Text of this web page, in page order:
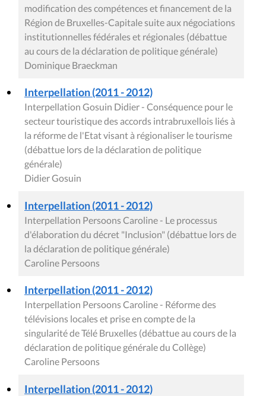
modification des compétences et financement de la
Région de Bruxelles-Capitale suite aux négociations
institutionnelles fédérales et régionales (débattue
au cours de la déclaration de politique générale)
Dominique Braeckman
Interpellation (2011 - 2012)
Interpellation Gosuin Didier - Conséquence pour le
secteur touristique des accords intrabruxellois liés à
la réforme de l'Etat visant à régionaliser le tourisme
(débattue lors de la déclaration de politique
générale)
Didier Gosuin
Interpellation (2011 - 2012)
Interpellation Persoons Caroline - Le processus
d'élaboration du décret "Inclusion" (débattue lors de
la déclaration de politique générale)
Caroline Persoons
Interpellation (2011 - 2012)
Interpellation Persoons Caroline - Réforme des
télévisions locales et prise en compte de la
singularité de Télé Bruxelles (débattue au cours de la
déclaration de politique générale du Collège)
Caroline Persoons
Interpellation (2011 - 2012)